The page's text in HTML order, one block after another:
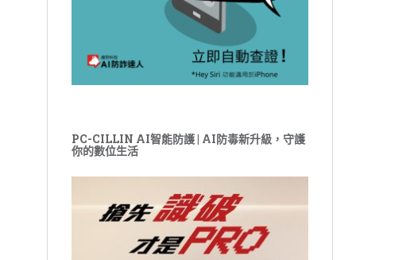
PC-CILLIN AI智能防護 | AI防毒新升級，守護
你的數位生活